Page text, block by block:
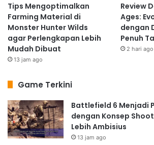
Tips Mengoptimalkan
Farming Material di
Monster Hunter Wilds
agar Perlengkapan Lebih
Mudah Dibuat
13 jam ago
Review
Ages:
dengan
Penuh
2 hari ago
Game Terkini
Battlefield 6 Menjadi
dengan Konsep
Lebih Ambisius
13 jam ago